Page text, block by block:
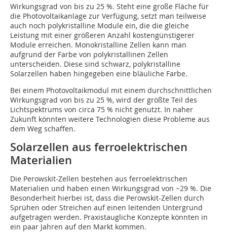
Wirkungsgrad von bis zu 25 %. Steht eine große Fläche für
die Photovoltaikanlage zur Verfügung, setzt man teilweise
auch noch polykristalline Module ein, die die gleiche
Leistung mit einer größeren Anzahl kostengünstigerer
Module erreichen. Monokristalline Zellen kann man
aufgrund der Farbe von polykristallinen Zellen
unterscheiden. Diese sind schwarz, polykristalline
Solarzellen haben hingegeben eine bläuliche Farbe.
Bei einem Photovoltaikmodul mit einem durchschnittlichen
Wirkungsgrad von bis zu 25 %, wird der größte Teil des
Lichtspektrums von circa 75 % nicht genutzt. In naher
Zukunft könnten weitere Technologien diese Probleme aus
dem Weg schaffen.
Solarzellen aus ferroelektrischen
Materialien
Die Perowskit-Zellen bestehen aus ferroelektrischen
Materialien und haben einen Wirkungsgrad von ~29 %. Die
Besonderheit hierbei ist, dass die Perowskit-Zellen durch
Sprühen oder Streichen auf einen leitenden Untergrund
aufgetragen werden. Praxistaugliche Konzepte könnten in
ein paar Jahren auf den Markt kommen.